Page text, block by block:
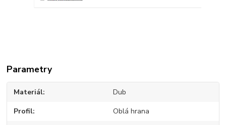
Parametry
Materiál Dub
Profil Oblá hrana